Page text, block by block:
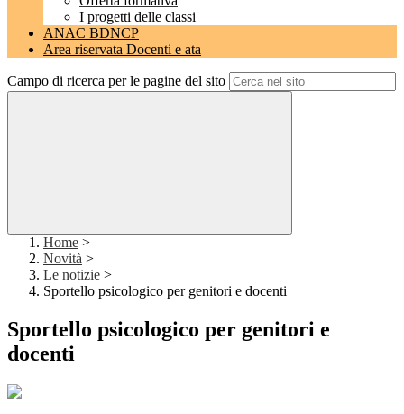
I progetti delle classi
ANAC BDNCP
Area riservata Docenti e ata
Campo di ricerca per le pagine del sito
Home >
Novità >
Le notizie >
Sportello psicologico per genitori e docenti
Sportello psicologico per genitori e
docenti